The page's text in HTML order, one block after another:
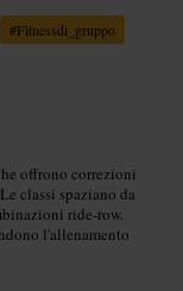
#Fitnessdi_gruppo
offrono correzioni
classi spaziano da
ride-row.
l'allenamento